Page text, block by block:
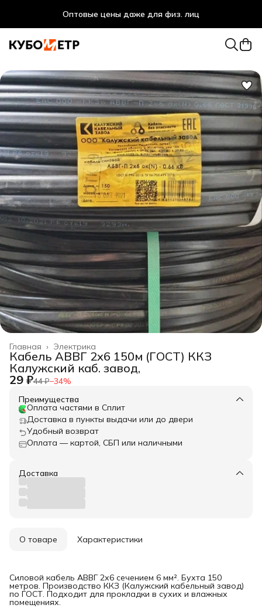
Оптовые цены даже для физ. лиц
Электрика
Главная ›
Кабель АВВГ 2х6 150м (ГОСТ) ККЗ
Калужский каб. завод,
29 ₽44 ₽−34%
Преимущества
Оплата частями в Сплит
Доставка в пункты выдачи или до двери
Удобный возврат
Оплата — картой, СБП или наличными
Доставка
О товаре Характеристики
Силовой кабель АВВГ 2х6 сечением 6 мм². Бухта 150
метров. Производство ККЗ (Калужский кабельный завод)
по ГОСТ. Подходит для прокладки в сухих и влажных
помещениях.